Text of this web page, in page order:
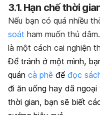
3.1. Hạn chế thời
Nếu bạn có quá nhiều
soát ham muốn thủ
là một cách cai nghiện
Để tránh ở một mình,
quán cà phê để đọc
đi ăn uống hay dã ngoại
thời gian, bạn sẽ biết